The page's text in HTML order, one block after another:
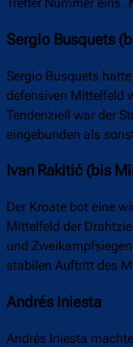
Treffer Nummer eins.
Sergio Busquets
Sergio Busquets
defensiven Mittelfeld
Tendenziell war der
eingebunden als
Ivan Rakitić (bis
Der Kroate bot eine
Mittelfeld der
und
stabilen Auftritt des
Andrés Iniesta
Andrés Iniesta